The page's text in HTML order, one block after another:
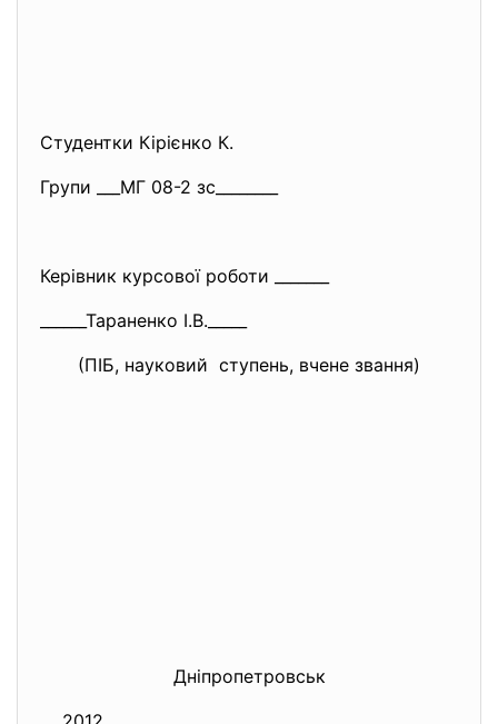
Студентки Кірієнко К.
Групи ___МГ 08-2 зс________
Керівник курсової роботи _______
______Тараненко І.В._____
(ПІБ, науковий ступень, вчене звання)
Дніпропетровськ